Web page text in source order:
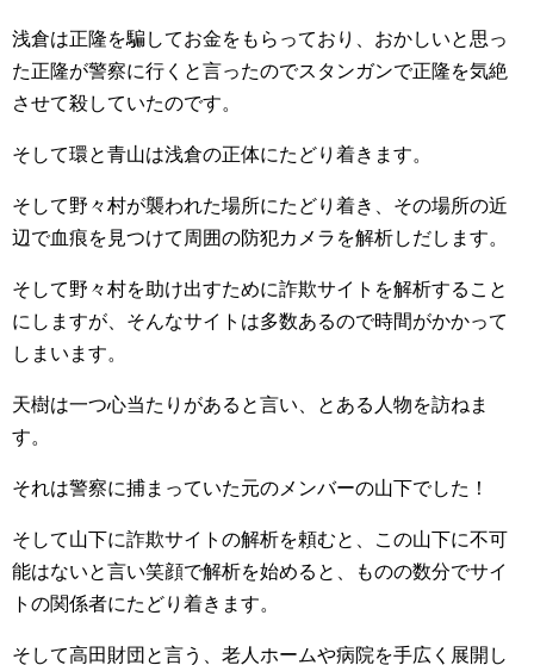
浅倉は正隆を騙してお金をもらっており、おかしいと思っ
た正隆が警察に行くと言ったのでスタンガンで正隆を気絶
させて殺していたのです。
そして環と青山は浅倉の正体にたどり着きます。
そして野々村が襲われた場所にたどり着き、その場所の近
辺で血痕を見つけて周囲の防犯カメラを解析しだします。
そして野々村を助け出すために詐欺サイトを解析すること
にしますが、そんなサイトは多数あるので時間がかかって
しまいます。
天樹は一つ心当たりがあると言い、とある人物を訪ねま
す。
それは警察に捕まっていた元のメンバーの山下でした！
そして山下に詐欺サイトの解析を頼むと、この山下に不可
能はないと言い笑顔で解析を始めると、ものの数分でサイ
トの関係者にたどり着きます。
そして高田財団と言う、老人ホームや病院を手広く展開し